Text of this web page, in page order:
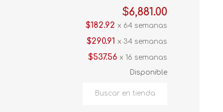
$6,881.00
$182.92 x 64 semanas
$290.91 x 34 semanas
$537.56 x 16 semanas
Disponible